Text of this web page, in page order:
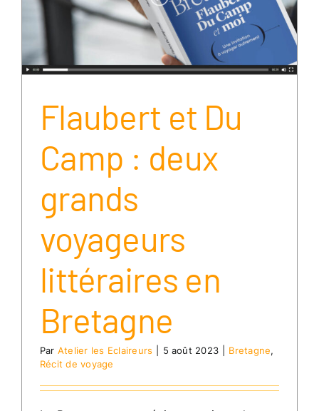
Flaubert et Du
Camp : deux
grands
voyageurs
littéraires en
Bretagne
Par Atelier les Eclaireurs 5 août 2023 Bretagne,
Récit de voyage